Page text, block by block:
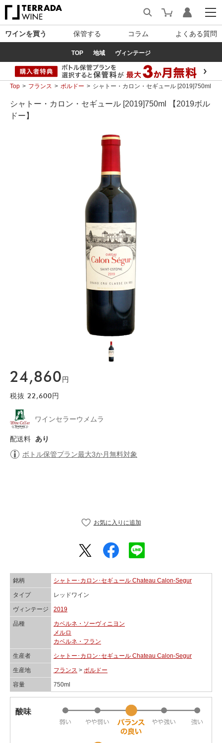
ワインを買う 保管する コラム よくある質問
TOP 地域 ヴィンテージ
Top フランス ボルドー シャトー・カロン・セギュール [2019]750ml 【
シャトー・カロン・セギュール [2019]750ml 【2019ボル
ドー】
24,860 円
税抜 22,600 円
ワインセラーウメムラ
配送料
あり
ボトル保管プラン最大3か月無料対象
銘柄 シャトー･カロン･セギュール Chateau Calon-Segur
タイプ レッドワイン
ヴィンテージ 2019
品種
カベルネ・ソーヴィニヨン
メルロ
カベルネ・フラン
生産者 シャトー･カロン･セギュール Chateau Calon-Segur
生産地 フランス > ボルドー
容量 750ml
酸味